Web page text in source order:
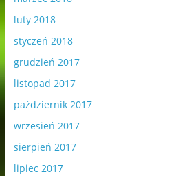
luty 2018
styczeń 2018
grudzień 2017
listopad 2017
październik 2017
wrzesień 2017
sierpień 2017
lipiec 2017